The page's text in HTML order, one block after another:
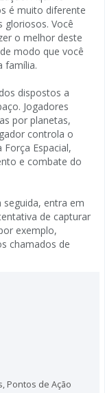
é muito diferente
gloriosos. Você
o melhor deste
modo que você
família.
dispostos a
Jogadores
por planetas,
controla o
Espacial,
e combate do
entra em
de capturar
exemplo,
chamados de
, Pontos de Ação